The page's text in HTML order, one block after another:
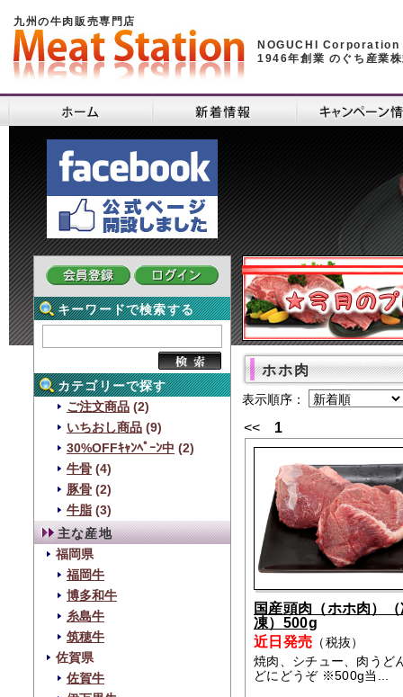
九州の牛肉販売専門店
NOGUCHI Corporation
1946年創業 のぐち産業
キーワードで検索する
カテゴリーで探す
ご注文商品 (2)
いちおし商品 (9)
30%OFFｷｬﾝﾍﾟｰﾝ中 (2)
牛骨 (4)
豚骨 (2)
牛脂 (3)
主な産地
福岡県
福岡牛
博多和牛
糸島牛
筑穂牛
佐賀県
佐賀牛
ホホ肉
表示順序：
<< 1
国産頭肉（ホホ肉）
凍）500g
近日発売 （税抜）
焼肉、シチュー、肉うど
どにどうぞ ※500g当...